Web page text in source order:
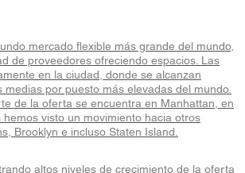
mercado flexible más grande del mundo,
de proveedores ofreciendo espacios. Las
en la ciudad, donde se alcanzan
medias por puesto más elevadas del mundo.
de la oferta se encuentra en Manhattan, en
hemos visto un movimiento hacia otros
Brooklyn e incluso Staten Island.
altos niveles de crecimiento de la oferta